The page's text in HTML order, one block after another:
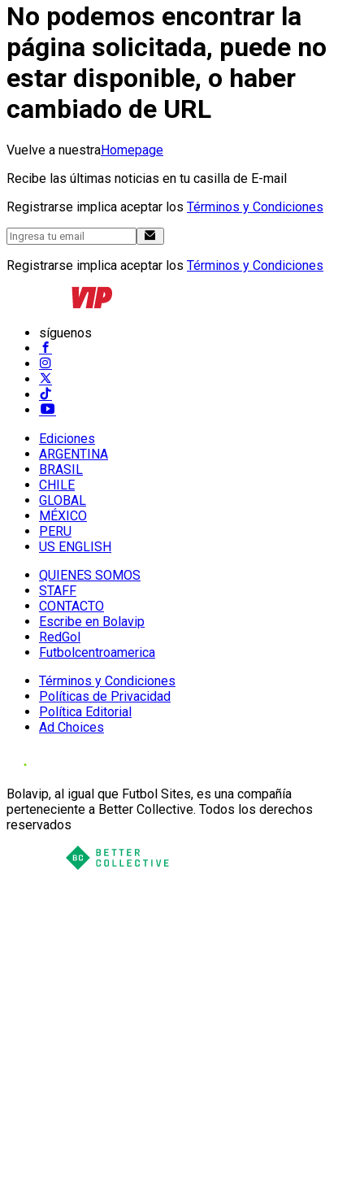
No podemos encontrar la
página solicitada, puede no
estar disponible, o haber
cambiado de URL
Vuelve a nuestraHomepage
Recibe las últimas noticias en tu casilla de E-mail
Registrarse implica aceptar los Términos y Condiciones
Registrarse implica aceptar los Términos y Condiciones
síguenos
Ediciones
ARGENTINA
BRASIL
CHILE
GLOBAL
MÉXICO
PERU
US ENGLISH
QUIENES SOMOS
STAFF
CONTACTO
Escribe en Bolavip
RedGol
Futbolcentroamerica
Términos y Condiciones
Políticas de Privacidad
Política Editorial
Ad Choices
Bolavip, al igual que Futbol Sites, es una compañía
perteneciente a Better Collective. Todos los derechos
reservados